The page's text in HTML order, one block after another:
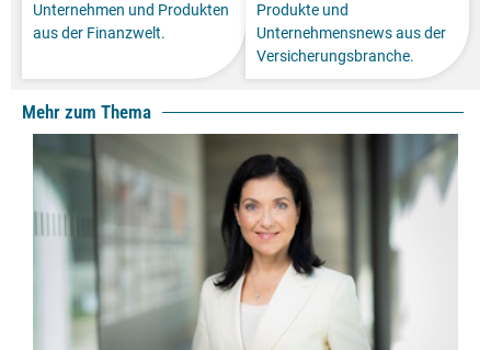
Unternehmen und Produkten
aus der Finanzwelt.
Produkte und
Unternehmensnews aus der
Versicherungsbranche.
Mehr zum Thema